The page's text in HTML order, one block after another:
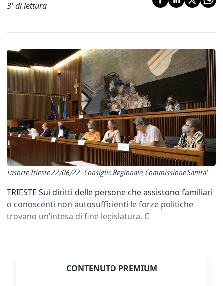
3' di lettura
Lasorte Trieste 22/06/22 - Consiglio Regionale, Commissione Sanita'
TRIESTE Sui diritti delle persone che assistono familiari
o conoscenti non autosufficienti le forze politiche
trovano un’intesa di fine legislatura. C
CONTENUTO PREMIUM